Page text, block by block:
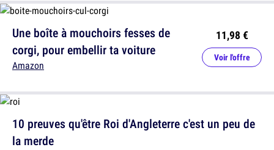
Une boîte à mouchoirs fesses de
corgi, pour embellir ta voiture
Amazon
11,98 €
Voir l'offre
10 preuves qu'être Roi d'Angleterre c'est un peu de
la merde